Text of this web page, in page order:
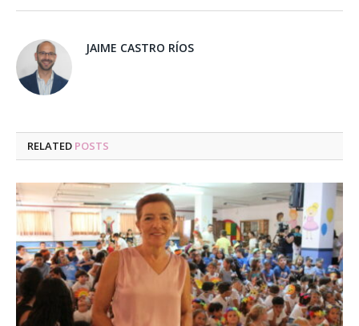
JAIME CASTRO RÍOS
RELATED POSTS